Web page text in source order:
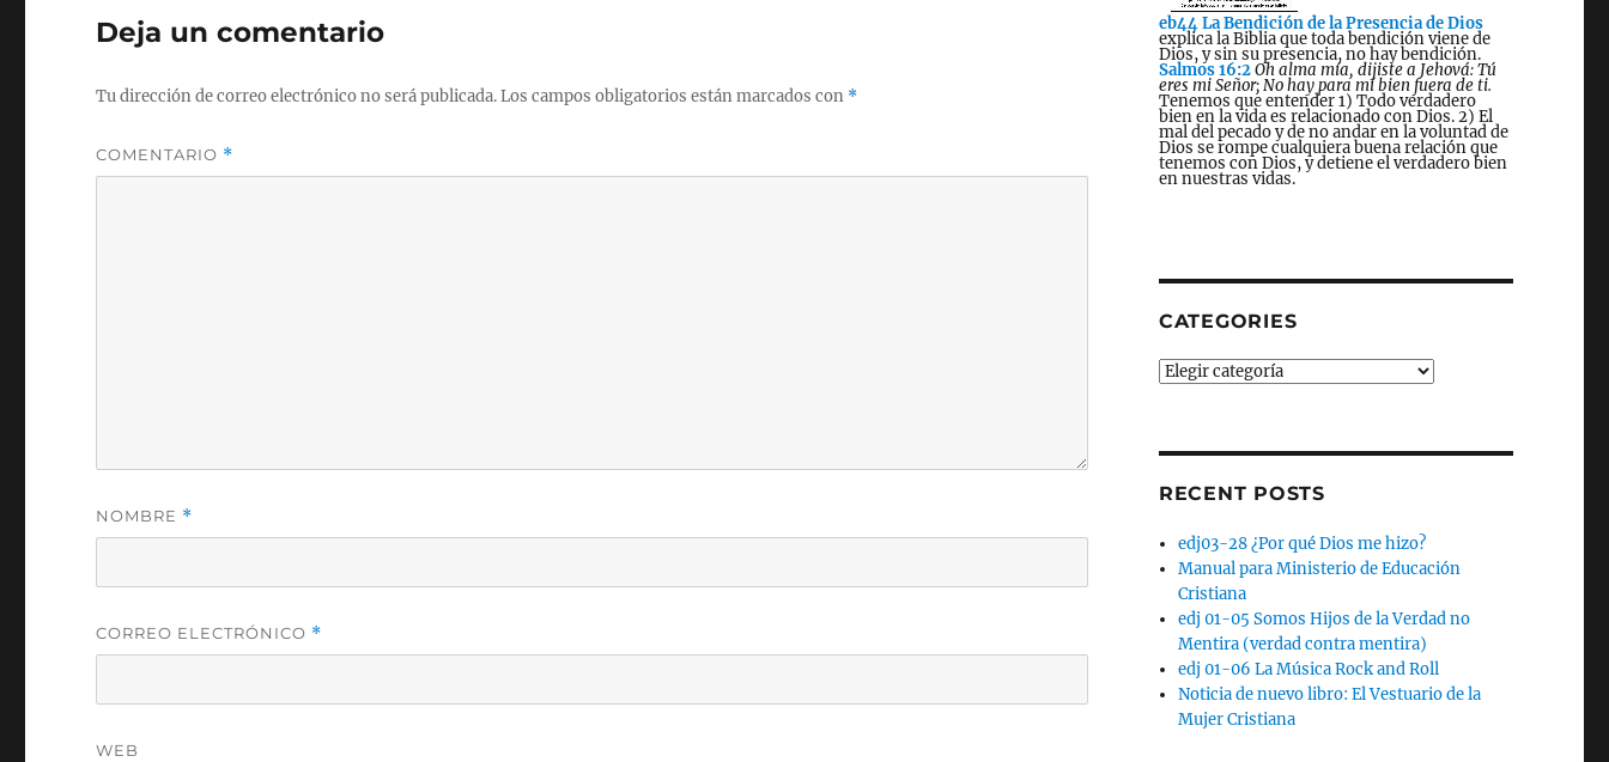
Deja un comentario
Tu dirección de correo electrónico no será publicada.Los campos obligatorios están marcados con *
COMENTARIO *
NOMBRE *
CORREO ELECTRÓNICO *
WEB
eb44 La Bendición de la Presencia de Dios
explica la Biblia que toda bendición viene de
Dios, y sin su presencia, no hay bendición.
Salmos 16:2Oh alma mía, dijiste a Jehová: Tú
eres mi Señor; No hay para mí bien fuera de ti.
Tenemos que entender 1) Todo verdadero
bien en la vida es relacionado con Dios. 2) El
mal del pecado y de no andar en la voluntad de
Dios se rompe cualquiera buena relación que
tenemos con Dios, y detiene el verdadero bien
en nuestras vidas.
CATEGORIES
Categories
RECENT POSTS
edj03-28 ¿Por qué Dios me hizo?
Manual para Ministerio de Educación
Cristiana
edj 01-05 Somos Hijos de la Verdad no
Mentira (verdad contra mentira)
edj 01-06 La Música Rock and Roll
Noticia de nuevo libro: El Vestuario de la
Mujer Cristiana